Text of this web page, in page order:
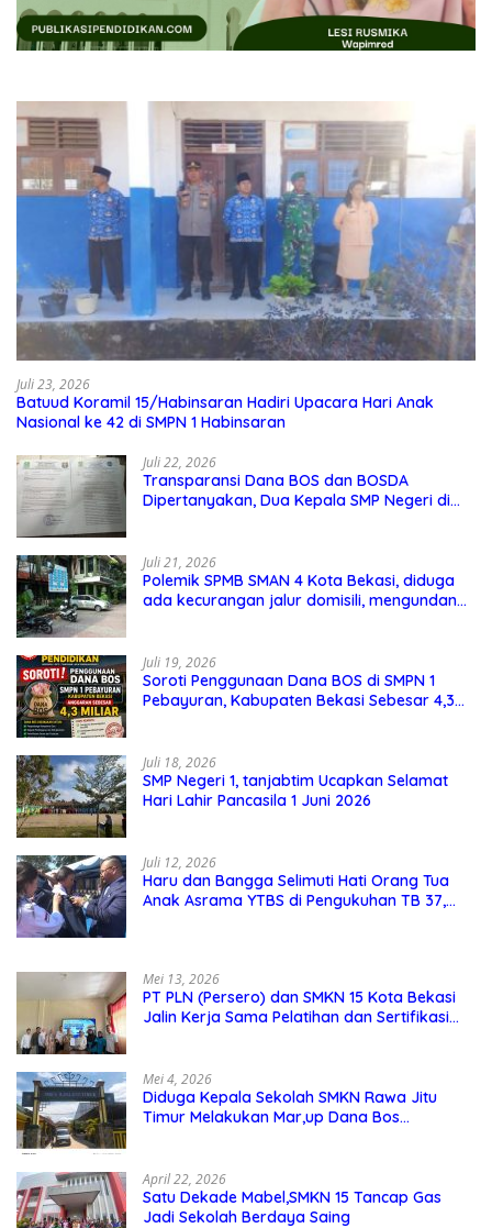
Juli 23, 2026
Batuud Koramil 15/Habinsaran Hadiri Upacara Hari Anak
Nasional ke 42 di SMPN 1 Habinsaran
Juli 22, 2026
Transparansi Dana BOS dan BOSDA
Dipertanyakan, Dua Kepala SMP Negeri di
Juli 21, 2026
Polemik SPMB SMAN 4 Kota Bekasi, diduga
ada kecurangan jalur domisili, mengundang
Juli 19, 2026
Soroti Penggunaan Dana BOS di SMPN 1
Pebayuran, Kabupaten Bekasi Sebesar 4,3
Juli 18, 2026
SMP Negeri 1, tanjabtim Ucapkan Selamat
Hari Lahir Pancasila 1 Juni 2026
Juli 12, 2026
Haru dan Bangga Selimuti Hati Orang Tua
Anak Asrama YTBS di Pengukuhan TB 37,
Mei 13, 2026
PT PLN (Persero) dan SMKN 15 Kota Bekasi
Jalin Kerja Sama Pelatihan dan Sertifikasi
Mei 4, 2026
Diduga Kepala Sekolah SMKN Rawa Jitu
Timur Melakukan Mar,up Dana Bos
April 22, 2026
Satu Dekade Mabel,SMKN 15 Tancap Gas
Jadi Sekolah Berdaya Saing